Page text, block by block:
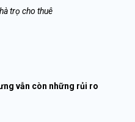
thuê
vẫn còn những rủi ro